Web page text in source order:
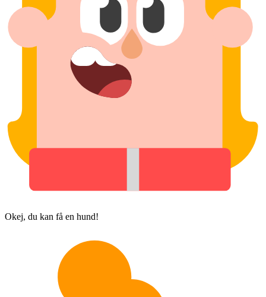
Okej, du kan få en hund!